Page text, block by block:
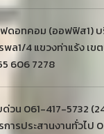
ดอทคอม (ออฟฟิส1) บ
ล1/4 แขวงท่าแร้ง เข
606 7278
วน 061-417-5732
ารประสานงานทั่วไป